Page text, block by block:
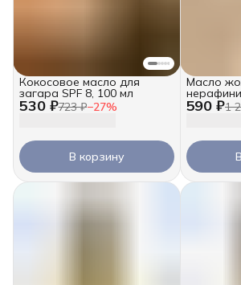
530 ₽723 ₽−27%
Кокосовое масло для
загара SPF 8, 100 мл
В корзину
590 ₽1
Масло